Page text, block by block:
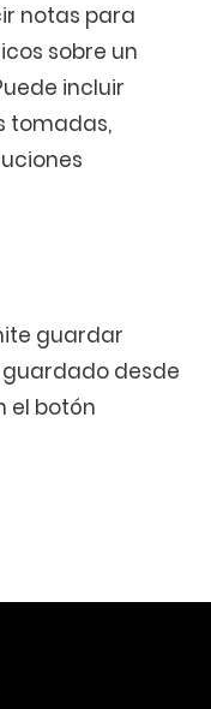
notas para
sobre un
incluir
tomadas,
guardar
desde
el botón